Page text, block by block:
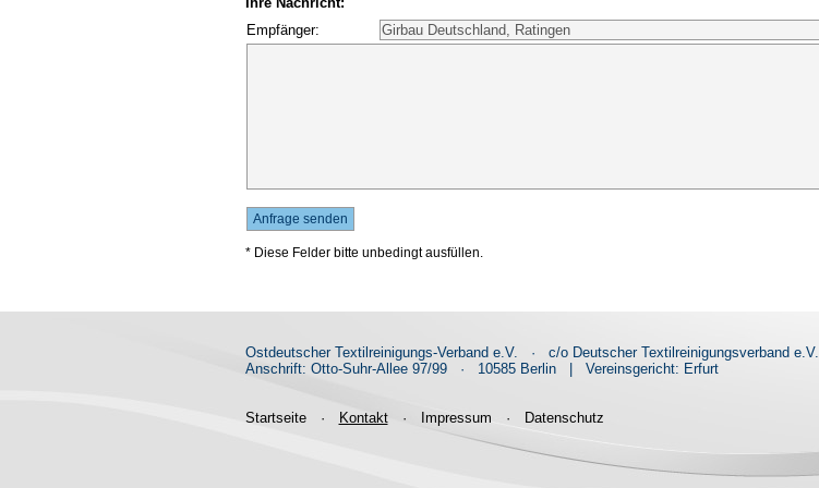
Empfänger:
* Diese Felder bitte unbedingt ausfüllen.
Ostdeutscher Textilreinigungs-Verband e.V. ·
c/o Deutscher Textilreinigungsverband e.V.
Anschrift: Otto-Suhr-Allee 97/99
· 10585 Berlin Vereinsgericht: Erfurt
Startseite · Kontakt · Impressum · Datenschutz